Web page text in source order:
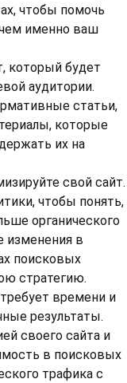
чтобы помочь
именно ваш
который будет
аудитории.
статьи,
которые
их на
свой сайт.
чтобы понять,
органического
изменения в
поисковых
стратегию.
времени и
результаты.
своего сайта и
в поисковых
трафика с